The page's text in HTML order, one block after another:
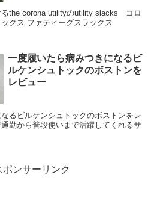
るthe corona utilityのutility slacks コロ
クス ファティーグスラックス
一度履いたら病みつきになるビ
ルケンシュトックのボストンを
レビュー
るビルケンシュトックのボストンをレ
勤から普段使いまで活躍してくれるサ
ポンサーリンク